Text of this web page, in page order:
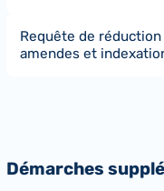
Requête de réduction
amendes et
Démarches